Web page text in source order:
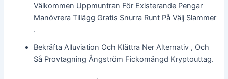
Välkommen Uppmuntran För Existerande Pengar
Manövrera Tillägg Gratis Snurra Runt På Välj Slammer
.
Bekräfta Alluviation Och Klättra Ner Alternativ , Och
Så Provtagning Ångström Fickomängd Kryptouttag.